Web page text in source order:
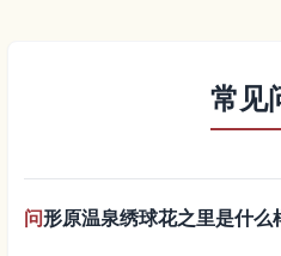
常见
问形原温泉绣球花之里是什么